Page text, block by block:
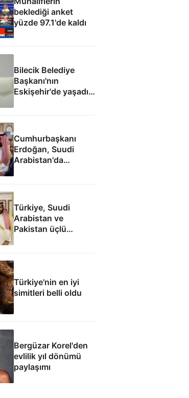
beklediği anket
yüzde 97.1'de kaldı
Bilecik Belediye
Başkanı'nın
Eskişehir'de yaşadığı
Cumhurbaşkanı
Erdoğan, Suudi
Arabistan'da
Türkiye, Suudi
Arabistan ve
Pakistan üçlü
Türkiye'nin en iyi
simitleri belli oldu
Bergüzar Korel'den
evlilik yıl dönümü
paylaşımı